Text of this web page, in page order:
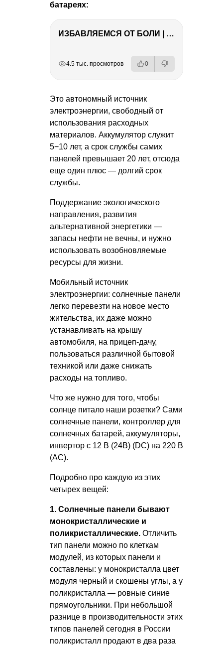
батареях:
ИЗБАВЛЯЕМСЯ ОТ БОЛИ | Важность режима и питания
4.5 тыс. просмотров 0
Это автономный источник
электроэнергии, свободный от
использования расходных
материалов. Аккумулятор служит
5−10 лет, а срок службы самих
панелей превышает 20 лет, отсюда
еще один плюс — долгий срок
службы.
Поддержание экологического
направления, развития
альтернативной энергетики —
запасы нефти не вечны, и нужно
использовать возобновляемые
ресурсы для жизни.
Мобильный источник
электроэнергии: солнечные панели
легко перевезти на новое место
жительства, их даже можно
устанавливать на крышу
автомобиля, на прицеп-дачу,
пользоваться различной бытовой
техникой или даже снижать
расходы на топливо.
Что же нужно для того, чтобы
солнце питало наши розетки? Сами
солнечные панели, контроллер для
солнечных батарей, аккумуляторы,
инвертор с 12 В (24В) (DC) на 220 В
(AC).
Подробно про каждую из этих
четырех вещей:
1. Солнечные панели бывают
монокристаллические и
поликристаллические. Отличить
тип панели можно по клеткам
модулей, из которых панели и
составлены: у монокристалла цвет
модуля черный и скошены углы, а у
поликристалла — ровные синие
прямоугольники. При небольшой
разнице в производительности этих
типов панелей сегодня в России
поликристалл продают в два раза